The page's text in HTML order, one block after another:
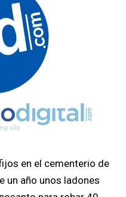
en el cementerio de
un año unos ladones